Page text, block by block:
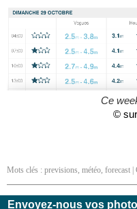
Ce
©
Mots clés : previsions, météo, forecast
Envoyez-nous vos